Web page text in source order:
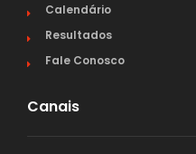
Calendário
Resultados
Fale Conosco
Canais